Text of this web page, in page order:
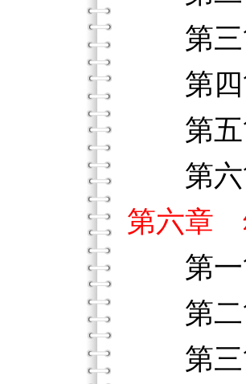
第三
第四
第五
第六
第六章
第一
第二
第三